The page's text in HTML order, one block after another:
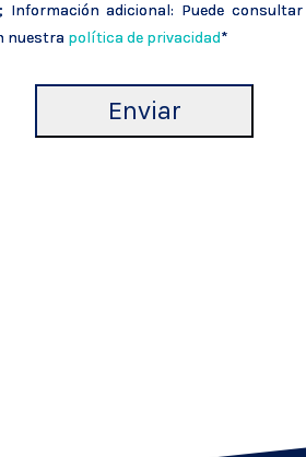
Información adicional: Puede
nuestra política de privacidad*